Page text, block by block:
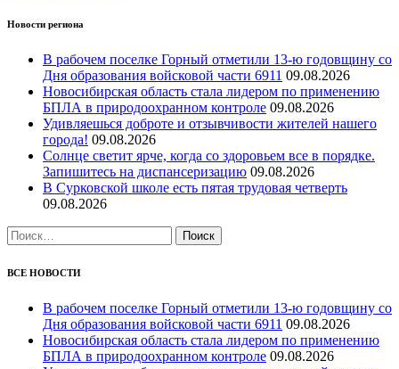
Новости региона
В рабочем поселке Горный отметили 13-ю годовщину со
Дня образования войсковой части 6911 09.08.2026
Новосибирская область стала лидером по применению
БПЛА в природоохранном контроле 09.08.2026
Удивляешься доброте и отзывчивости жителей нашего
города! 09.08.2026
Солнце светит ярче, когда со здоровьем все в порядке.
Запишитесь на диспансеризацию 09.08.2026
В Сурковской школе есть пятая трудовая четверть
09.08.2026
Найти:
ВСЕ НОВОСТИ
В рабочем поселке Горный отметили 13-ю годовщину со
Дня образования войсковой части 6911 09.08.2026
Новосибирская область стала лидером по применению
БПЛА в природоохранном контроле 09.08.2026